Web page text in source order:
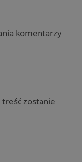
komentarzy
zostanie